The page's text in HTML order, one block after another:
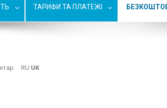
ТАРИФИ ТА ПЛАТЕЖІ
RU UK